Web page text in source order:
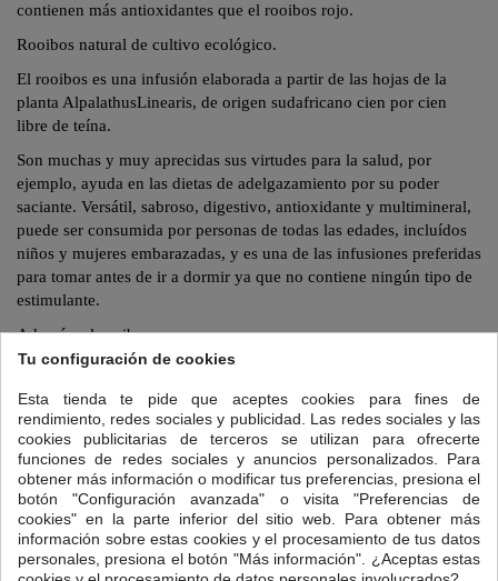
contienen más antioxidantes que el rooibos rojo.
Rooibos natural de cultivo ecológico.
El rooibos es una infusión elaborada a partir de las hojas de la
planta AlpalathusLinearis, de origen sudafricano cien por cien
libre de teína.
Son muchas y muy aprecidas sus virtudes para la salud, por
ejemplo, ayuda en las dietas de adelgazamiento por su poder
saciante. Versátil, sabroso, digestivo, antioxidante y multimineral,
puede ser consumida por personas de todas las edades, incluídos
niños y mujeres embarazadas, y es una de las infusiones preferidas
para tomar antes de ir a dormir ya que no contiene ningún tipo de
estimulante.
Además, elrooibos:
- Trata problemas digestivos como la acidez de estómago, la
gastritis o el estreñimiento.
-Antihistamínico natural, mejora los eccemas, las dermatitis o la
urticaria.
- Su alto contenido en minerales (potasio, sodio, magnesio, calcio,
hierro) lo convierten en un magníficoremineralizanteque ayuda a
combatir el cansancio sin que afecte a conciliar el sueño.
Para preparar tu taza de Rooibos :
Tu configuración de cookies
Esta tienda te pide que aceptes cookies para fines de
rendimiento, redes sociales y publicidad. Las redes sociales y las
cookies publicitarias de terceros se utilizan para ofrecerte
funciones de redes sociales y anuncios personalizados. Para
obtener más información o modificar tus preferencias, presiona el
botón "Configuración avanzada" o visita "Preferencias de
cookies" en la parte inferior del sitio web. Para obtener más
información sobre estas cookies y el procesamiento de tus datos
personales, presiona el botón "Más información". ¿Aceptas estas